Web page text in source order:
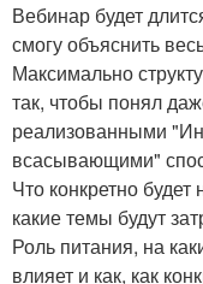
Вебинар будет
смогу объяснить
Максимально
так, чтобы понял
реализованными
всасывающими"
Что конкретно
какие темы будут
Роль питания, на
влияет и как, как